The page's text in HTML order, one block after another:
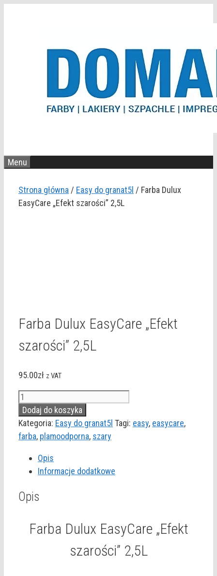
Menu
Strona główna / Easy do granat5l / Farba Dulux
EasyCare „Efekt szarości” 2,5L
Farba Dulux EasyCare „Efekt
szarości” 2,5L
95.00zł z VAT
ilość
Farba
Dulux
EasyCare
szarości"
2,5L
Dodaj do koszyka
Kategoria: Easy do granat5l Tagi: easy, easycare,
farba, plamoodporna, szary
Opis
Informacje dodatkowe
Opis
Farba Dulux EasyCare „Efekt
szarości” 2,5L